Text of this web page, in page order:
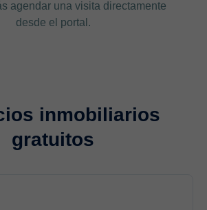
agendar una visita directamente
desde el portal.
inmobiliarios
gratuitos